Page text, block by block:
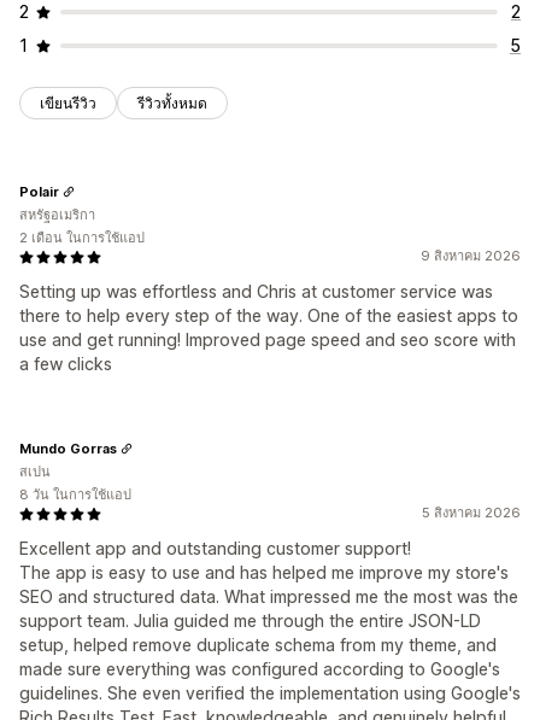
2
2
1
5
เขียนรีวิว รีวิวทั้งหมด
9 สิงหาคม 2026
Setting up was effortless and Chris at customer service was
there to help every step of the way. One of the easiest apps to
use and get running! Improved page speed and seo score with
a few clicks
Polair
สหรัฐอเมริกา
2 เดือน ในการใช้แอป
5 สิงหาคม 2026
Excellent app and outstanding customer support!
The app is easy to use and has helped me improve my store's
SEO and structured data. What impressed me the most was the
support team. Julia guided me through the entire JSON-LD
setup, helped remove duplicate schema from my theme, and
made sure everything was configured according to Google's
guidelines. She even verified the implementation using Google's
Mundo Gorras
สเปน
8 วัน ในการใช้แอป